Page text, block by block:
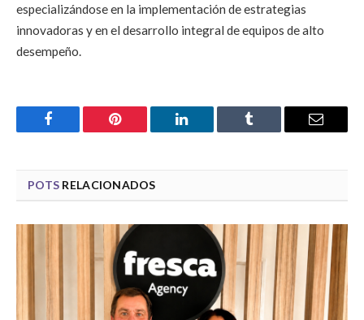
especializándose en la implementación de estrategias
innovadoras y en el desarrollo integral de equipos de alto
desempeño.
Facebook Pinterest LinkedIn Tumblr Email
POTS RELACIONADOS